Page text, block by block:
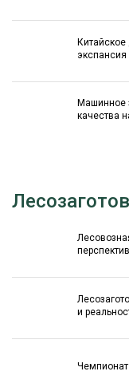
Машинное
качества
и